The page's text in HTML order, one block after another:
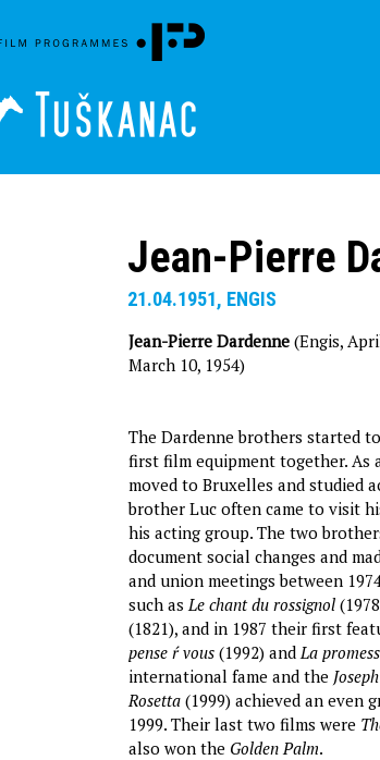
Jean-Pierre
21.04.1951, ENGIS
Jean-Pierre Dardenne (Engis,
March 10, 1954)
The Dardenne brothers started
first film equipment together. As
moved to Bruxelles and studied
brother Luc often came to visit
his acting group. The two
document social changes and
and union meetings between
such asLe chant du rossignol
(1821), and in 1987 their first
pense ŕ vous (1992) andLa
international fame and the
Rosetta (1999) achieved an even
1999. Their last two films were
also won the Golden Palm.